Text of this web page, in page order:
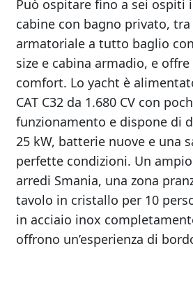
Può ospitare fino a sei ospiti
cabine con bagno privato,
armatoriale a tutto baglio
size e cabina armadio, e
comfort. Lo yacht è
CAT C32 da 1.680 CV con
funzionamento e dispone di
25 kW, batterie nuove e una
perfette condizioni. Un
arredi Smania, una zona
tavolo in cristallo per 10
in acciaio inox
offrono un’esperienza di